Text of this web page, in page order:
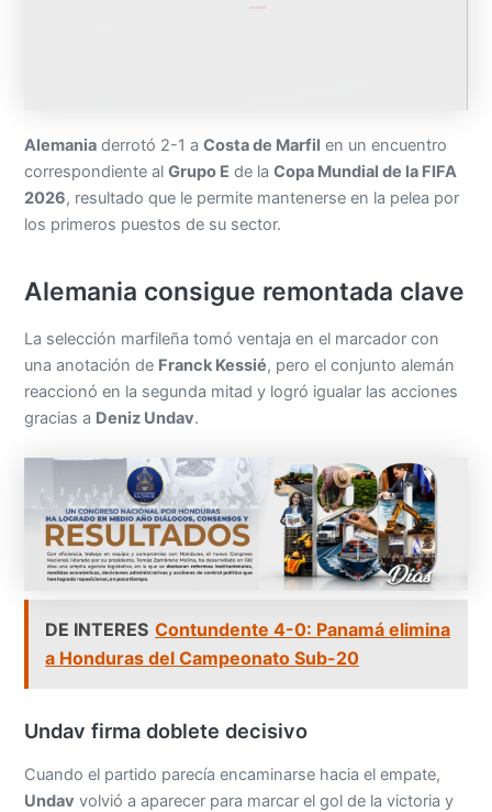
Alemania derrotó 2-1 aCosta de Marfil en un encuentro
correspondiente alGrupo E de laCopa Mundial de la FIFA
2026, resultado que le permite mantenerse en la pelea por
los primeros puestos de su sector.
Alemania consigue remontada clave
La selección marfileña tomó ventaja en el marcador con
una anotación de Franck Kessié, pero el conjunto alemán
reaccionó en la segunda mitad y logró igualar las acciones
gracias a Deniz Undav.
DE INTERES Contundente 4-0: Panamá elimina
a Honduras del Campeonato Sub-20
Undav firma doblete decisivo
Cuando el partido parecía encaminarse hacia el empate,
Undav volvió a aparecer para marcar el gol de la victoria y